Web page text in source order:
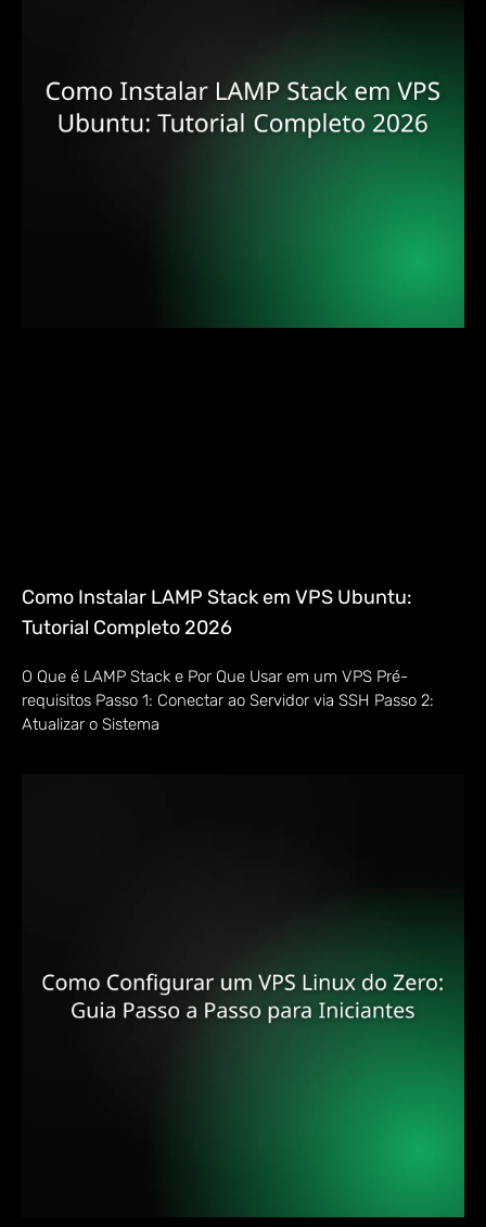
Como Instalar LAMP Stack em VPS Ubuntu:
Tutorial Completo 2026
O Que é LAMP Stack e Por Que Usar em um VPS Pré-
requisitos Passo 1: Conectar ao Servidor via SSH Passo 2:
Atualizar o Sistema